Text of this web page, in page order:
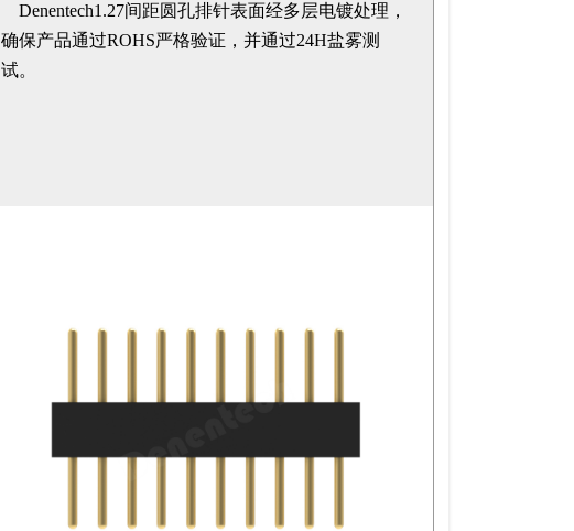
Denentech1.27间距圆孔排针表面经多层电镀处理，
确保产品通过ROHS严格验证，并通过24H盐雾测
试。